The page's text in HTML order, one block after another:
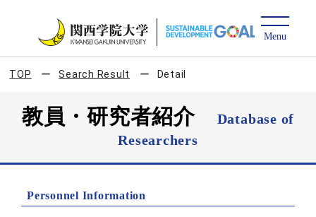
TOP Search Result Detail
教員・研究者紹介
Database of
Researchers
Personnel Information